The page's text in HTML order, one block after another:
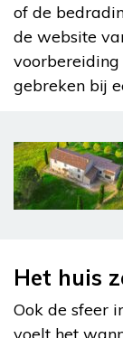
of de
de website
gebreken bij
Het huis
Ook de sfeer